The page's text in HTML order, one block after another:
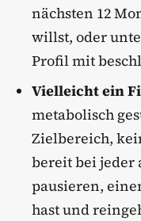
nächsten 12
willst, oder
Profil mit
Vielleicht ein
metabolisch
Zielbereich,
bereit bei
pausieren,
hast und